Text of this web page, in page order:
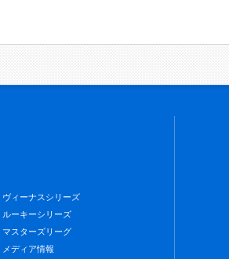
ヴィーナスシリーズ
ルーキーシリーズ
マスターズリーグ
メディア情報